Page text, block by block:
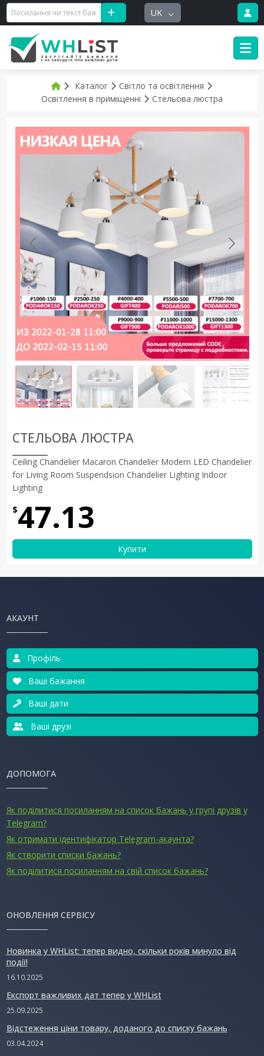
UK
Каталог
Світло та освітлення
Освітлення в приміщенні
Стельова люстра
СТЕЛЬОВА ЛЮСТРА
Ceiling Chandelier Macaron Chandelier Modern LED Chandelier
for Living Room Suspendsion Chandelier Lighting Indoor
Lighting
$47.13
Купити
АКАУНТ
Профіль
Ваші бажання
Ваші дати
Ваші друзі
ДОПОМОГА
Як поділитися посиланням на список бажань у групі друзів у
Telegram?
Як отримати ідентифікатор Telegram-акаунта?
Як створити списки бажань?
Як поділитися посиланням на свій список бажань?
ОНОВЛЕННЯ СЕРВІСУ
Новинка у WHList: тепер видно, скільки років минуло від
події!
16.10.2025
Експорт важливих дат тепер у WHList
25.09.2025
Відстеження ціни товару, доданого до списку бажань
03.04.2024